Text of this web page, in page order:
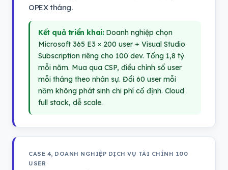
OPEX tháng.
Kết quả triển khai:Doanh nghiệp chọn
Microsoft 365 E3 × 200 user + Visual Studio
Subscription riêng cho 100 dev. Tổng 1,8 tỷ
mỗi năm. Mua qua CSP, điều chỉnh số user
mỗi tháng theo nhân sự. Đổi 60 user mỗi
năm không phát sinh chi phí cố định. Cloud
full stack, dễ scale.
CASE 4, DOANH NGHIỆP DỊCH VỤ TÀI CHÍNH 100
USER